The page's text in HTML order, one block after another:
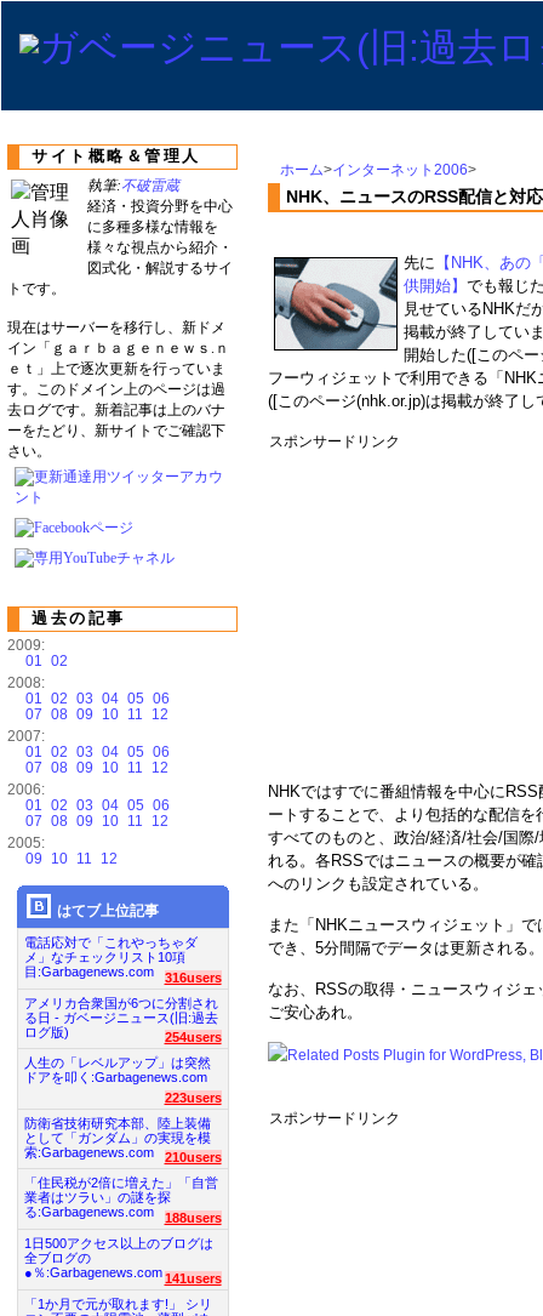
ホーム>インターネット2006>
NHK、ニュースのRSS配信と対
先に 【NHK、あ
供開始】 でも報じ
見せているNHKだ
掲載が終了してい
開始した([このペ
フーウィジェットで利用できる「
([このページ(nhk.or.jp)は掲載が終了し
スポンサードリンク
NHKではすでに番組情報を中心に
ートすることで、より包括的な配信
すべてのものと、政治/経済/社会/国
れる。各RSSではニュースの概要が
へのリンクも設定されている。
また「NHKニュースウィジェット」
でき、5分間隔でデータは更新される。
なお、RSSの取得・ニュースウィジ
ご安心あれ。
スポンサードリンク
サイト概略＆管理人
執筆:不破雷蔵
経済・投資分野を中心
に多種多様な情報を
様々な視点から紹介・
図式化・解説するサイ
トです。
現在はサーバーを移行し、新ドメ
イン「ｇａｒｂａｇｅｎｅｗｓ.ｎ
ｅｔ」上で逐次更新を行っていま
す。このドメイン上のページは過
去ログです。新着記事は上のバナ
ーをたどり、新サイトでご確認下
さい。
過去の記事
2009:
01 02
2008:
01 02 03 04 05 06
07 08 09 10 11
12
2007:
01 02 03 04 05 06
07 08 09 10 11
12
2006:
01 02 03 04 05 06
07 08 09 10 11
12
2005:
09
10 11 12
はてブ上位記事
電話応対で「これやっちゃダ
メ」なチェックリスト10項
目:Garbagenews.com
316users
アメリカ合衆国が6つに分割され
る日 - ガベージニュース(旧:過去
ログ版)
254users
人生の「レベルアップ」は突然
ドアを叩く:Garbagenews.com
223users
防衛省技術研究本部、陸上装備
として「ガンダム」の実現を模
索:Garbagenews.com
210users
「住民税が2倍に増えた」「自営
業者はツラい」の謎を探
る:Garbagenews.com
188users
1日500アクセス以上のブログは
全ブログの
●％:Garbagenews.com 141users
「1か月で元が取れます!」 シリ